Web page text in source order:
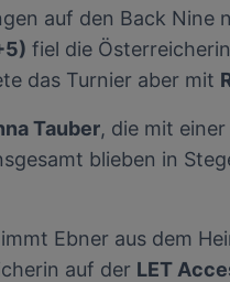
auf den Back
fiel die
das Turnier aber mit
Tauber, die mit
blieben in
Ebner aus dem
auf der LET